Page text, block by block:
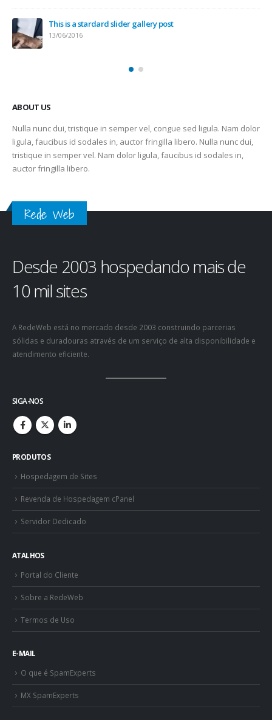
This is a standard HTML5 video post
Nulla nunc dui, tristique in semper vel, congue sed ligula. Nam dolor
ligula, faucibus id sodales in, auctor fringilla libero. Nulla nunc dui,
tristique in semper vel. Nam dolor ligula, faucibus id sodales in,
auctor fringilla libero.
Rede Web
Desde 2003 hospedando mais de
10 mil sites
A RedeWeb está no mercado desde 2003 construindo parcerias
sólidas e duradouras através de um serviço de alta disponibilidade e
Hospedagem de Sites
Revenda de Hospedagem cPanel
O que é SpamExperts
MX SpamExperts